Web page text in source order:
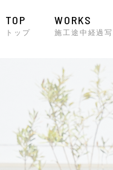
TOP
トップ
WORKS
施工途中経過写